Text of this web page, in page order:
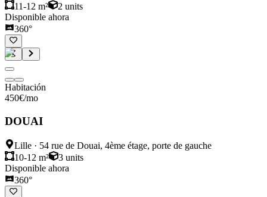
11-12 m²
2 units
Disponible ahora
360°
Habitación
450€/mo
DOUAI
Lille · 54 rue de Douai, 4ème étage, porte de gauche
10-12 m²
3 units
Disponible ahora
360°